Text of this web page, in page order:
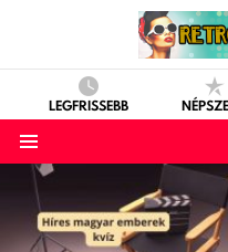
LEGFRISSEBB
LATEST
STORIES